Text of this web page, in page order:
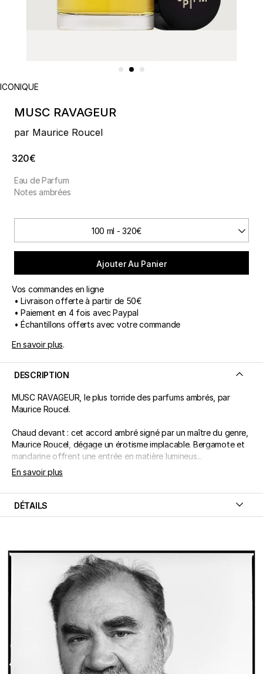
ICONIQUE
MUSC RAVAGEUR
par Maurice Roucel
320€
Eau de Parfum
Notes ambrées
100 ml - 320€
Ajouter Au Panier
Vos commandes en ligne
• Livraison offerte à partir de 50€
• Paiement en 4 fois avec Paypal
• Échantillons offerts avec votre commande
En savoir plus.
DESCRIPTION
MUSC RAVAGEUR, le plus torride des parfums ambrés, par
Maurice Roucel.
Chaud devant : cet accord ambré signé par un maître du genre,
Maurice Roucel, dégage un érotisme implacable. Bergamote et
mandarine offrent une entrée en matière lumineus...
En savoir plus
DÉTAILS